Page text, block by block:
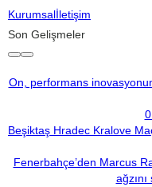
Kurumsalİletişim
Son Gelişmeler
On, performans
Beşiktaş Hradec Kralove
Fenerbahçe’den Marcus